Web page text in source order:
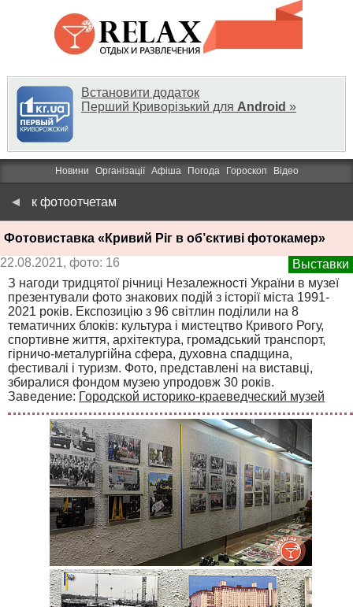
Встановити додаток
Перший Криворізький для Android »
Новини Організації Афіша Погода Гороскоп Відео
к фотоотчетам
Фотовиставка «Кривий Ріг в об’єктиві фотокамер»
Выставки
22.08.2021, фото: 16
З нагоди тридцятої річниці Незалежності України в музеї
презентували фото знакових подій з історії міста 1991-
2021 років. Експозицію з 96 світлин поділили на 8
тематичних блоків: культура і мистецтво Кривого Рогу,
спортивне життя, архітектура, громадський транспорт,
гірничо-металургійна сфера, духовна спадщина,
фестивалі і туризм. Фото, представлені на виставці,
збиралися фондом музею упродовж 30 років.
Заведение: Городской историко-краеведческий музей